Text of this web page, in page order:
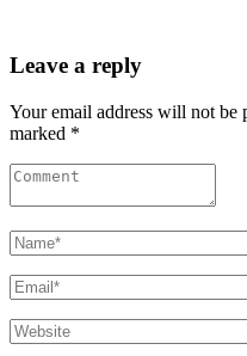
Leave a reply
Your email address will not be
marked *